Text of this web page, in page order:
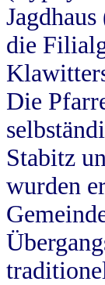
die
Die
Stabitz
wurden